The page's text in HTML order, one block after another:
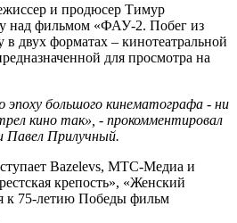
и продюсер Тимур
над фильмом «ФАУ-2. Побег из
двух форматах – кинотеатральной
для просмотра на
большого кинематографа - ни
кино так», - прокомментировал
Павел Прилучный.
Bazelevs, МТС-Медиа и
крепость», «Женский
к 75-летию Победы фильм